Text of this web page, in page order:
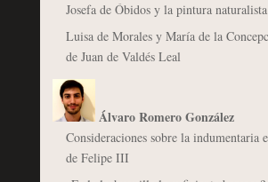
Josefa de Óbidos y la pintura
Luisa de Morales y María de la
de Juan de Valdés Leal
Álvaro Romero González
Consideraciones sobre la indumentaria
de Felipe III